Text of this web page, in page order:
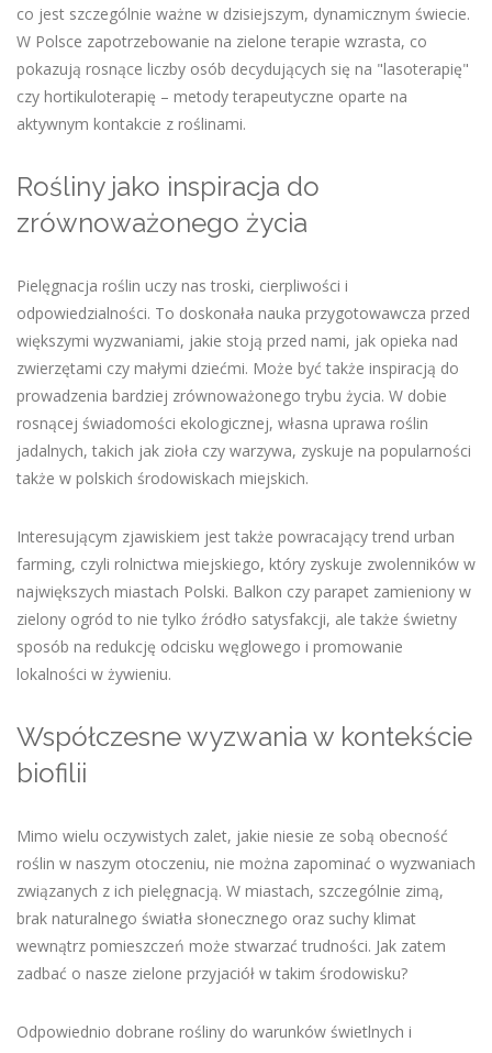
co jest szczególnie ważne w dzisiejszym, dynamicznym świecie.
W Polsce zapotrzebowanie na zielone terapie wzrasta, co
pokazują rosnące liczby osób decydujących się na "lasoterapię"
czy hortikuloterapię – metody terapeutyczne oparte na
aktywnym kontakcie z roślinami.
Rośliny jako inspiracja do
zrównoważonego życia
Pielęgnacja roślin uczy nas troski, cierpliwości i
odpowiedzialności. To doskonała nauka przygotowawcza przed
większymi wyzwaniami, jakie stoją przed nami, jak opieka nad
zwierzętami czy małymi dziećmi. Może być także inspiracją do
prowadzenia bardziej zrównoważonego trybu życia. W dobie
rosnącej świadomości ekologicznej, własna uprawa roślin
jadalnych, takich jak zioła czy warzywa, zyskuje na popularności
także w polskich środowiskach miejskich.
Interesującym zjawiskiem jest także powracający trend urban
farming, czyli rolnictwa miejskiego, który zyskuje zwolenników w
największych miastach Polski. Balkon czy parapet zamieniony w
zielony ogród to nie tylko źródło satysfakcji, ale także świetny
sposób na redukcję odcisku węglowego i promowanie
lokalności w żywieniu.
Współczesne wyzwania w kontekście
biofilii
Mimo wielu oczywistych zalet, jakie niesie ze sobą obecność
roślin w naszym otoczeniu, nie można zapominać o wyzwaniach
związanych z ich pielęgnacją. W miastach, szczególnie zimą,
brak naturalnego światła słonecznego oraz suchy klimat
wewnątrz pomieszczeń może stwarzać trudności. Jak zatem
zadbać o nasze zielone przyjaciół w takim środowisku?
Odpowiednio dobrane rośliny do warunków świetlnych i